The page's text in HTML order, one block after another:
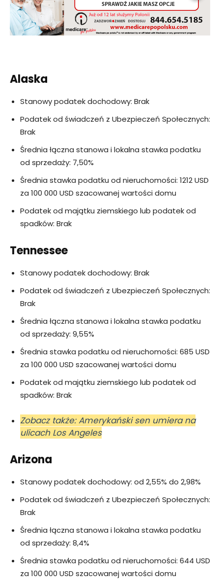
Alaska
Stanowy podatek dochodowy: Brak
Podatek od świadczeń z Ubezpieczeń Społecznych:
Brak
Średnia łączna stanowa i lokalna stawka podatku
od sprzedaży: 7,50%
Średnia stawka podatku od nieruchomości: 1212 USD
za 100 000 USD szacowanej wartości domu
Podatek od majątku ziemskiego lub podatek od
spadków: Brak
Tennessee
Stanowy podatek dochodowy: Brak
Podatek od świadczeń z Ubezpieczeń Społecznych:
Brak
Średnia łączna stanowa i lokalna stawka podatku
od sprzedaży: 9,55%
Średnia stawka podatku od nieruchomości: 685 USD
za 100 000 USD szacowanej wartości domu
Podatek od majątku ziemskiego lub podatek od
spadków: Brak
Zobacz także: Amerykański sen umiera na
ulicach Los Angeles
Arizona
Stanowy podatek dochodowy: od 2,55% do 2,98%
Podatek od świadczeń z Ubezpieczeń Społecznych:
Brak
Średnia łączna stanowa i lokalna stawka podatku
od sprzedaży: 8,4%
Średnia stawka podatku od nieruchomości: 644 USD
za 100 000 USD szacowanej wartości domu